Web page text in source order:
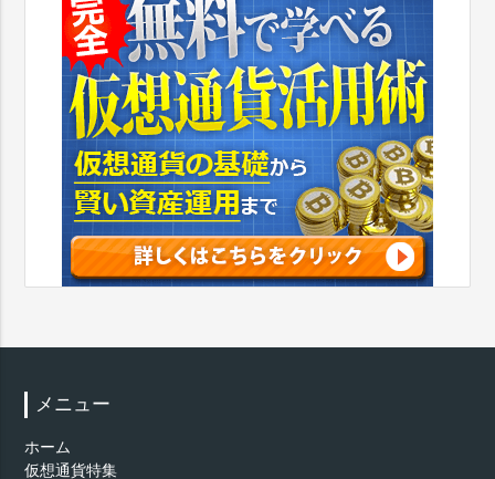
メニュー
ホーム
仮想通貨特集